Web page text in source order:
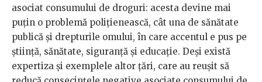
asociat consumului de droguri: acesta devine mai
puțin o problemă polițienească, cât una de sănătate
publică și drepturile omului, în care accentul e pus pe
știință, sănătate, siguranță și educație. Deși există
expertiza și exemplele altor țări, care au reușit să